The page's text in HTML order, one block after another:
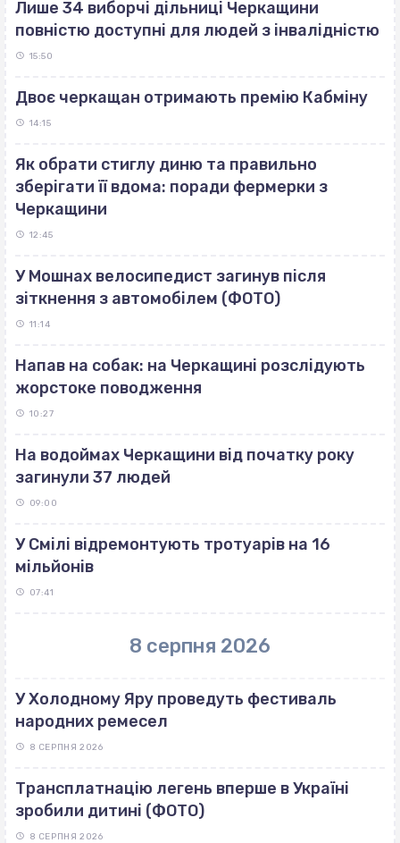
Лише 34 виборчі дільниці Черкащини
повністю доступні для людей з інвалідністю
15:50
Двоє черкащан отримають премію Кабміну
14:15
Як обрати стиглу диню та правильно
зберігати її вдома: поради фермерки з
Черкащини
12:45
У Мошнах велосипедист загинув після
зіткнення з автомобілем (ФОТО)
11:14
Напав на собак: на Черкащині розслідують
жорстоке поводження
10:27
На водоймах Черкащини від початку року
загинули 37 людей
09:00
У Смілі відремонтують тротуарів на 16
мільйонів
07:41
8 серпня 2026
У Холодному Яру проведуть фестиваль
народних ремесел
8 СЕРПНЯ 2026
Трансплатнацію легень вперше в Україні
зробили дитині (ФОТО)
8 СЕРПНЯ 2026